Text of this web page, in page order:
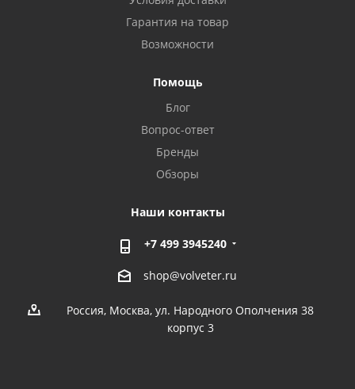
Гарантия на товар
Возможности
Помощь
Блог
Вопрос-ответ
Бренды
Обзоры
Наши контакты
+7 499 3945240
shop@volveter.ru
Россия, Москва, ул. Народного Ополчения 38
корпус 3